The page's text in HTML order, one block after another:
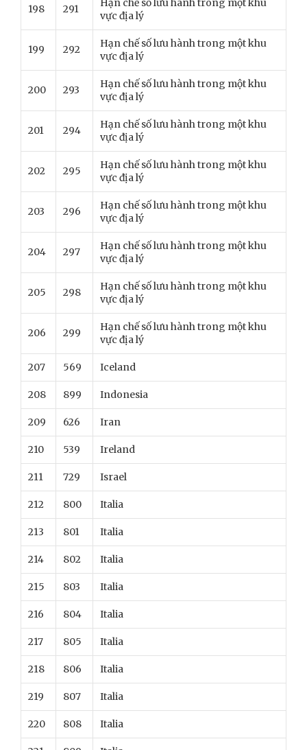
198 291
Hạn chế số lưu hành trong một khu
vực địa lý
199 292
Hạn chế số lưu hành trong một khu
vực địa lý
200 293
Hạn chế số lưu hành trong một khu
vực địa lý
201 294
Hạn chế số lưu hành trong một khu
vực địa lý
202 295
Hạn chế số lưu hành trong một khu
vực địa lý
203 296
Hạn chế số lưu hành trong một khu
vực địa lý
204 297
Hạn chế số lưu hành trong một khu
vực địa lý
205 298
Hạn chế số lưu hành trong một khu
vực địa lý
206 299
Hạn chế số lưu hành trong một khu
vực địa lý
207 569 Iceland
208 899 Indonesia
209 626 Iran
210 539 Ireland
211 729 Israel
212 800 Italia
213 801 Italia
214 802 Italia
215 803 Italia
216 804 Italia
217 805 Italia
218 806 Italia
219 807 Italia
220 808 Italia